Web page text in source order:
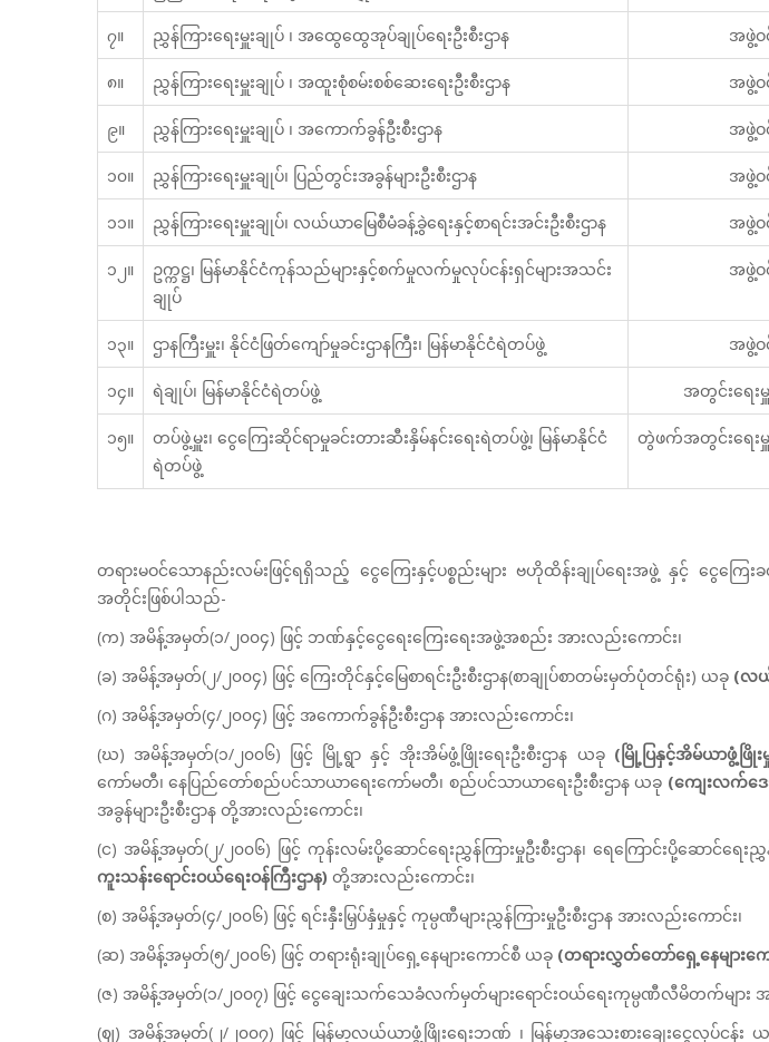
၇။ ညွှန်ကြားရေးမှူးချုပ် ၊ အထွေထွေအုပ်ချုပ်ရေးဦးစီးဌာန အဖွဲ့ဝ
၈။ ညွှန်ကြားရေးမှူးချုပ် ၊ အထူးစုံစမ်းစစ်ဆေးရေးဦးစီးဌာန အဖွဲ့ဝ
၉။ ညွှန်ကြားရေးမှူးချုပ် ၊ အကောက်ခွန်ဦးစီးဌာန အဖွဲ့ဝ
၁၀။ ညွှန်ကြားရေးမှူးချုပ်၊ ပြည်တွင်းအခွန်များဦးစီးဌာန အဖွဲ့ဝ
၁၁။ ညွှန်ကြားရေးမှူးချုပ်၊ လယ်ယာမြေစီမံခန့်ခွဲရေးနှင့်စာရင်းအင်းဦးစီးဌာန အဖွဲ့ဝ
၁၂။
ဥက္ကဋ္ဌ၊ မြန်မာနိုင်ငံကုန်သည်များနှင့်စက်မှုလက်မှုလုပ်ငန်းရှင်များအသင်း
ချုပ်
အဖွဲ့ဝ
၁၃။ ဌာနကြီးမှူး၊ နိုင်ငံဖြတ်ကျော်မှုခင်းဌာနကြီး၊ မြန်မာနိုင်ငံရဲတပ်ဖွဲ့ အဖွဲ့ဝ
၁၄။ ရဲချုပ်၊ မြန်မာနိုင်ငံရဲတပ်ဖွဲ့ အတွင်းရေးမှူ
၁၅။
တပ်ဖွဲ့မှူး၊ ငွေကြေးဆိုင်ရာမှုခင်းတားဆီးနှိမ်နင်းရေးရဲတပ်ဖွဲ့၊ မြန်မာနိုင်ငံ
ရဲတပ်ဖွဲ့
တွဲဖက်အတွင်းရေးမှူ
တရားမဝင်သောနည်းလမ်းဖြင့်ရရှိသည့် ငွေကြေးနှင့်ပစ္စည်းများ ဗဟိုထိန်းချုပ်ရေးအဖွဲ့ နှင့် ငွေ
အတိုင်းဖြစ်ပါသည်-
(က) အမိန့်အမှတ်(၁/၂၀၀၄) ဖြင့် ဘဏ်နှင့်ငွေရေးကြေးရေးအဖွဲ့အစည်း အားလည်းကောင်း၊
(ခ) အမိန့်အမှတ်(၂/၂၀၀၄) ဖြင့် ကြေးတိုင်နှင့်မြေစာရင်းဦးစီးဌာန(စာချုပ်စာတမ်းမှတ်ပုံတင်ရုံး) ယခု (လယ်
(ဂ) အမိန့်အမှတ်(၄/၂၀၀၄) ဖြင့် အကောက်ခွန်ဦးစီးဌာန အားလည်းကောင်း၊
(ဃ) အမိန့်အမှတ်(၁/၂၀၀၆) ဖြင့် မြို့ရွာ နှင့် အိုးအိမ်ဖွံ့ဖြိုးရေးဦးစီးဌာန ယခု (မြို့ပြနှင့်အိမ်ယာဖွံ့ဖြိုးမှု
ကော်မတီ၊ နေပြည်တော်စည်ပင်သာယာရေးကော်မတီ၊ စည်ပင်သာယာရေးဦးစီးဌာန ယခု (ကျေးလက်ဒေသ
အခွန်များဦးစီးဌာန တို့အားလည်းကောင်း၊
(င) အမိန့်အမှတ်(၂/၂၀၀၆) ဖြင့် ကုန်းလမ်းပို့ဆောင်ရေးညွှန်ကြားမှုဦးစီးဌာန၊ ရေကြောင်းပို့ဆောင်ရေး
ကူးသန်းရောင်းဝယ်ရေးဝန်ကြီးဌာန) တို့အားလည်းကောင်း၊
(စ) အမိန့်အမှတ်(၄/၂၀၀၆) ဖြင့် ရင်းနှီးမြှပ်နှံမှုနှင့် ကုမ္ပဏီများညွှန်ကြားမှုဦးစီးဌာန အားလည်းကောင်း၊
(ဆ) အမိန့်အမှတ်(၅/၂၀၀၆) ဖြင့် တရားရုံးချုပ်ရှေ့နေများကောင်စီ ယခု (တရားလွှတ်တော်ရှေ့နေများက
(ဇ) အမိန့်အမှတ်(၁/၂၀၀၇) ဖြင့် ငွေချေးသက်သေခံလက်မှတ်များရောင်းဝယ်ရေးကုမ္ပဏီလီမိတက်များ အ
(ဈ) အမိန့်အမှတ်(၂/၂၀၀၇) ဖြင့် မြန်မာ့လယ်ယာဖွံ့ဖြိုးရေးဘဏ် ၊ မြန်မာ့အသေးစားချေးငွေလုပ်ငန်း